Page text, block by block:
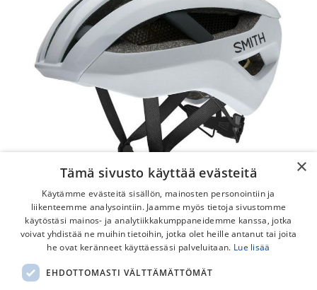
Smith Network MIPS
Mielessäsi pyörii uusi reitti, polku, tuntematon määränpää.
×
Tämä sivusto käyttää evästeitä
Käytämme evästeitä sisällön, mainosten personointiin ja
liikenteemme analysointiin. Jaamme myös tietoja sivustomme
käytöstäsi mainos- ja analytiikkakumppaneidemme kanssa, jotka
voivat yhdistää ne muihin tietoihin, jotka olet heille antanut tai joita
he ovat keränneet käyttäessäsi palveluitaan. Lue lisää
EHDOTTOMASTI VÄLTTÄMÄTTÖMÄT